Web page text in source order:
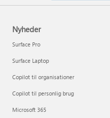
Nyheder
Surface Pro
Surface Laptop
Copilot til organisationer
Copilot til personlig brug
Microsoft 365